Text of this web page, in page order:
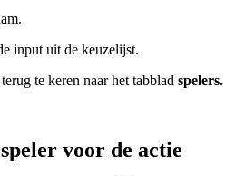
input uit de keuzelijst.
te keren naar het tabblad spelers.
voor de actie